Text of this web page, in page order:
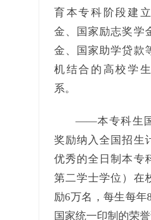
育本专科阶段建
金、国家励志奖学
金、国家助学贷款
机结合的高校学
系。
——本专科生
奖励纳入全国招生
优秀的全日制本专
第二学士学位）在
励6万名，每生每年
国家统一印制的荣誉